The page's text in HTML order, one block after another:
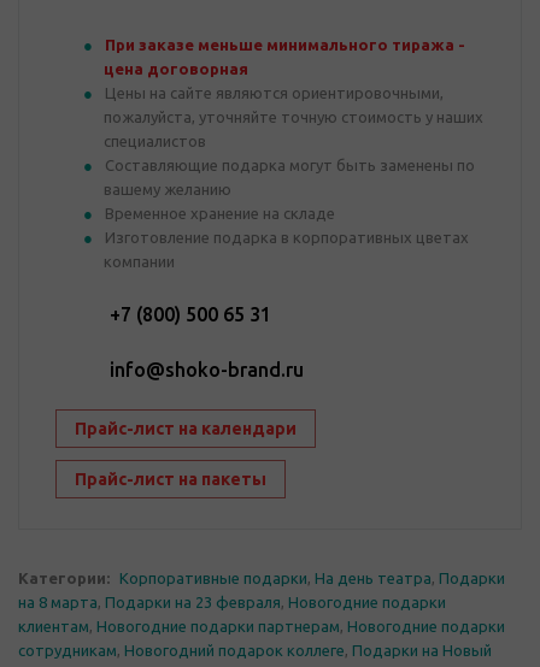
При заказе меньше минимального тиража -
цена договорная
Цены на сайте являются ориентировочными,
пожалуйста, уточняйте точную стоимость у наших
специалистов
Составляющие подарка могут быть заменены по
вашему желанию
Временное хранение на складе
Изготовление подарка в корпоративных цветах
компании
+7 (800) 500 65 31
info@shoko-brand.ru
Прайс-лист на календари
Прайс-лист на пакеты
Категории: Корпоративные подарки, На день театра, Подарки
на 8 марта, Подарки на 23 февраля, Новогодние подарки
клиентам, Новогодние подарки партнерам, Новогодние подарки
сотрудникам, Новогодний подарок коллеге, Подарки на Новый